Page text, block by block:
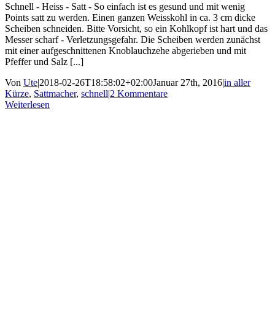
Schnell - Heiss - Satt - So einfach ist es gesund und mit wenig
Points satt zu werden. Einen ganzen Weisskohl in ca. 3 cm dicke
Scheiben schneiden. Bitte Vorsicht, so ein Kohlkopf ist hart und das
Messer scharf - Verletzungsgefahr. Die Scheiben werden zunächst
mit einer aufgeschnittenen Knoblauchzehe abgerieben und mit
Pfeffer und Salz [...]
Von Ute|2018-02-26T18:58:02+02:00Januar 27th, 2016|in aller
Kürze, Sattmacher, schnell|2 Kommentare
Weiterlesen